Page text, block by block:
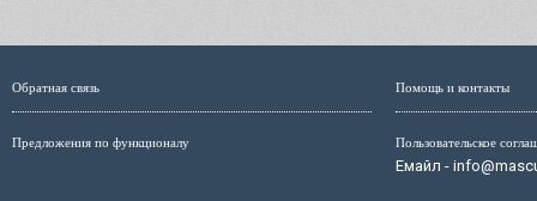
Обратная связь
Предложения по функционалу
Помощь и контакты
Пользовательское
Емайл -